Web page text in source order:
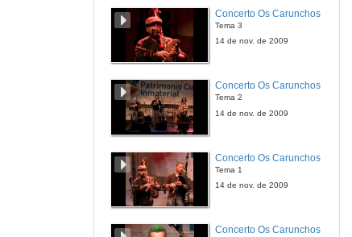
7 de abr. de 2011
Concerto Os Carunchos
Tema 3
14 de nov. de 2009
Concerto Os Carunchos
Tema 2
14 de nov. de 2009
Concerto Os Carunchos
Tema 1
14 de nov. de 2009
Concerto Os Carunchos